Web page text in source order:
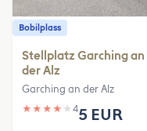
Bobilplass
Stellplatz Garching an
der Alz
Garching an der Alz
★ ★ ★ ★ ★ 45 EUR